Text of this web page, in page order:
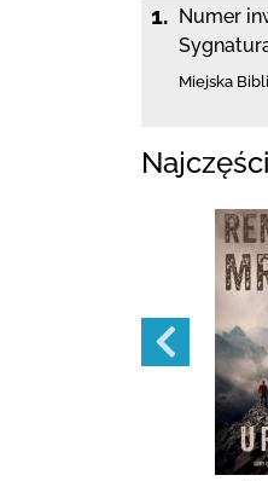
1. Numer
Miejska